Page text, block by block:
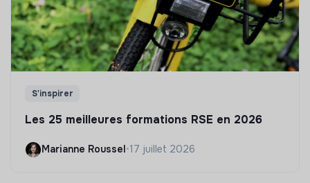
S'inspirer
Les 25 meilleures formations RSE en 2026
Marianne Roussel •17 juillet 2026